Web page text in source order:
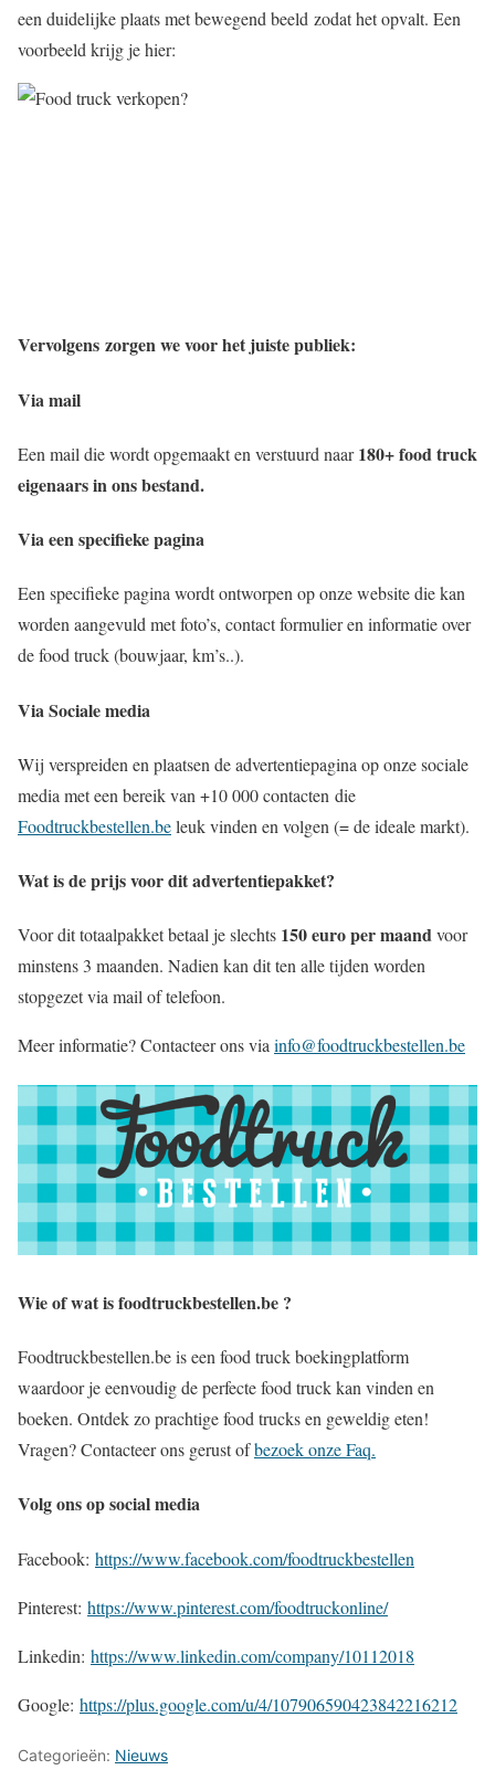
een duidelijke plaats met bewegend beeld zodat het opvalt. Een
voorbeeld krijg je hier:
Vervolgens zorgen we voor het juiste publiek:
Via mail
Een mail die wordt opgemaakt en verstuurd naar180+ food truck
eigenaars in ons bestand.
Via een specifieke pagina
Een specifieke pagina wordt ontworpen op onze website die kan
worden aangevuld met foto’s, contact formulier en informatie over
de food truck (bouwjaar, km’s..).
Via Sociale media
Wij verspreiden en plaatsen de advertentiepagina op onze sociale
media met een bereik van +10 000 contacten die
Foodtruckbestellen.beleuk vinden en volgen (= de ideale markt).
Wat is de prijs voor dit advertentiepakket?
Voor dit totaalpakket betaal je slechts 150 euro per maandvoor
minstens 3 maanden. Nadien kan dit ten alle tijden worden
stopgezet via mail of telefoon.
Meer informatie? Contacteer ons viainfo@foodtruckbestellen.be
Wie of wat is foodtruckbestellen.be ?
Foodtruckbestellen.be is een food truck boekingplatform
waardoor je eenvoudig de perfecte food truck kan vinden en
boeken. Ontdek zo prachtige food trucks en geweldig eten!
Vragen? Contacteer ons gerust ofbezoek onze Faq.
Volg ons op social media
Facebook: https://www.facebook.com/foodtruckbestellen
Pinterest: https://www.pinterest.com/foodtruckonline/
Linkedin: https://www.linkedin.com/company/10112018
Google: https://plus.google.com/u/4/107906590423842216212
Categorieën: Nieuws